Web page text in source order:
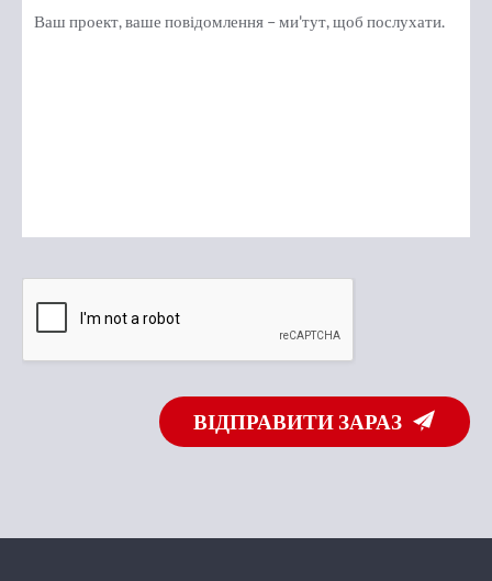
ВІДПРАВИТИ ЗАРАЗ